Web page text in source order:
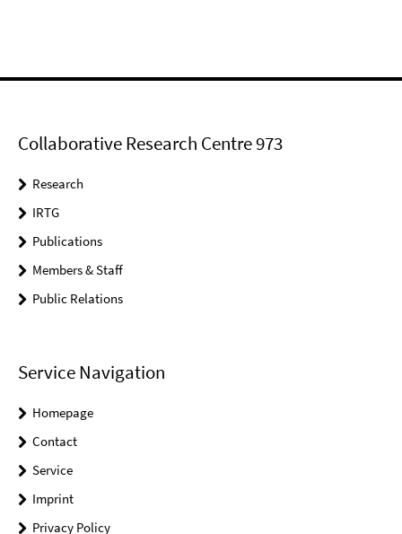
Collaborative Research Centre 973
Research
IRTG
Publications
Members & Staff
Public Relations
Service Navigation
Homepage
Contact
Service
Imprint
Privacy Policy